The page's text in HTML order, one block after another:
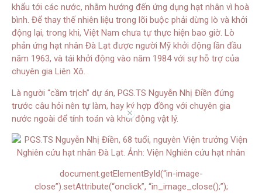
khẩu tới các nước, nhằm hướng đến ứng dụng hạt nhân vì hoà
bình. Để thay thế nhiên liệu trong lõi buộc phải dừng lò và khởi
động lại, trong khi, Việt Nam chưa tự thực hiện bao giờ. Lò
phản ứng hạt nhân Đà Lạt được người Mỹ khởi động lần đầu
năm 1963, và tái khởi động vào năm 1984 với sự hỗ trợ của
chuyên gia Liên Xô.
Là người “cầm trịch” dự án, PGS.TS Nguyễn Nhị Điền đứng
trước câu hỏi nên tự làm, hay ký hợp đồng với chuyên gia
nước ngoài để tính toán và khởi động vật lý.
//
document.getElementById(“in-image-
close”).setAttribute(“onclick”, “in_image_close();”);